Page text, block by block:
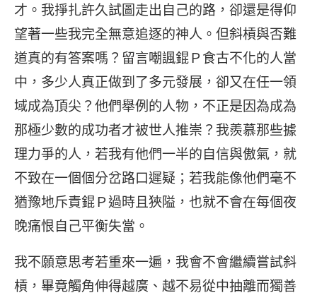
才。我掙扎許久試圖走出自己的路，卻還是得仰
望著一些我完全無意追逐的神人。但斜槓與否難
道真的有答案嗎？留言嘲諷錕Ｐ食古不化的人當
中，多少人真正做到了多元發展，卻又在任一領
域成為頂尖？他們舉例的人物，不正是因為成為
那極少數的成功者才被世人推崇？我羨慕那些據
理力爭的人，若我有他們一半的自信與傲氣，就
不致在一個個分岔路口遲疑；若我能像他們毫不
猶豫地斥責錕Ｐ過時且狹隘，也就不會在每個夜
晚痛恨自己平衡失當。
我不願意思考若重來一遍，我會不會繼續嘗試斜
槓，畢竟觸角伸得越廣、越不易從中抽離而獨善